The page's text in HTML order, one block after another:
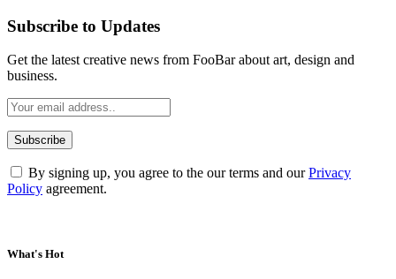
Subscribe to Updates
Get the latest creative news from FooBar about art, design and
business.
By signing up, you agree to the our terms and ourPrivacy
Policy agreement.
What's Hot